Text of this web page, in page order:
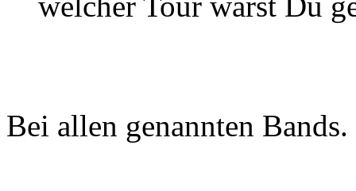
Bei allen genannten Bands.